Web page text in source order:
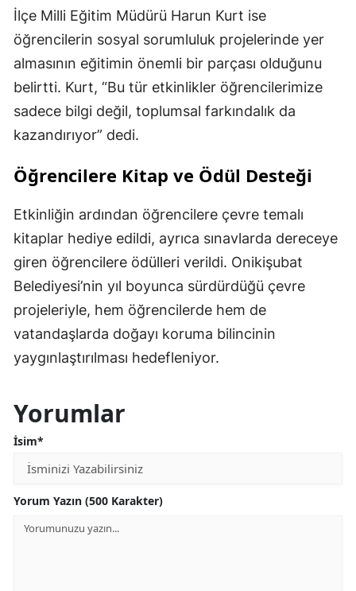
İlçe Milli Eğitim Müdürü Harun Kurt ise
öğrencilerin sosyal sorumluluk projelerinde yer
almasının eğitimin önemli bir parçası olduğunu
belirtti. Kurt, “Bu tür etkinlikler öğrencilerimize
sadece bilgi değil, toplumsal farkındalık da
kazandırıyor” dedi.
Öğrencilere Kitap ve Ödül Desteği
Etkinliğin ardından öğrencilere çevre temalı
kitaplar hediye edildi, ayrıca sınavlarda dereceye
giren öğrencilere ödülleri verildi. Onikişubat
Belediyesi’nin yıl boyunca sürdürdüğü çevre
projeleriyle, hem öğrencilerde hem de
vatandaşlarda doğayı koruma bilincinin
yaygınlaştırılması hedefleniyor.
Yorumlar
İsim*
Yorum Yazın (500 Karakter)